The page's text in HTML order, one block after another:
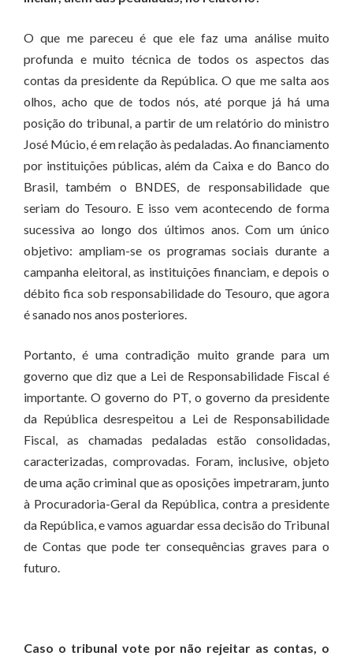
O que me pareceu é que ele faz uma análise muito
profunda e muito técnica de todos os aspectos das
contas da presidente da República. O que me salta aos
olhos, acho que de todos nós, até porque já há uma
posição do tribunal, a partir de um relatório do ministro
José Múcio, é em relação às pedaladas. Ao financiamento
por instituições públicas, além da Caixa e do Banco do
Brasil, também o BNDES, de responsabilidade que
seriam do Tesouro. E isso vem acontecendo de forma
sucessiva ao longo dos últimos anos. Com um único
objetivo: ampliam-se os programas sociais durante a
campanha eleitoral, as instituições financiam, e depois o
débito fica sob responsabilidade do Tesouro, que agora
é sanado nos anos posteriores.
Portanto, é uma contradição muito grande para um
governo que diz que a Lei de Responsabilidade Fiscal é
importante. O governo do PT, o governo da presidente
da República desrespeitou a Lei de Responsabilidade
Fiscal, as chamadas pedaladas estão consolidadas,
caracterizadas, comprovadas. Foram, inclusive, objeto
de uma ação criminal que as oposições impetraram, junto
à Procuradoria-Geral da República, contra a presidente
da República, e vamos aguardar essa decisão do Tribunal
de Contas que pode ter consequências graves para o
futuro.
Caso o tribunal vote por não rejeitar as contas, o